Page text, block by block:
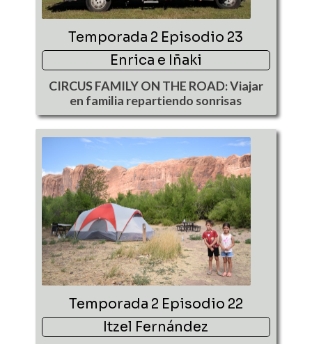
Temporada 2 Episodio 23
Enrica e Iñaki
CIRCUS FAMILY ON THE ROAD: Viajar
en familia repartiendo sonrisas
Temporada 2 Episodio 22
Itzel Fernández